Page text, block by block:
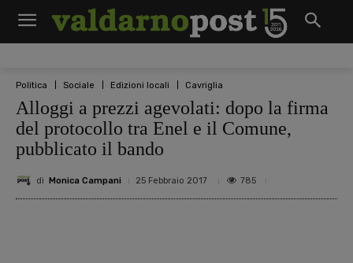
Politica Sociale Edizioni locali Cavriglia
Alloggi a prezzi agevolati: dopo la firma
del protocollo tra Enel e il Comune,
pubblicato il bando
di Monica Campani 25 Febbraio 2017 785